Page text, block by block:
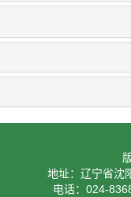
地址：辽宁省沈
电话：024-